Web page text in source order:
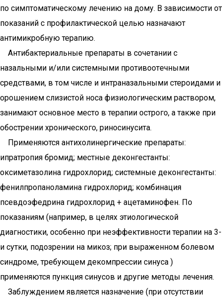
по симптоматическому лечению на дому. В зависимости от
показаний с профилактической целью назначают
антимикробную терапию.
Антибактериальные препараты в сочетании с
назальными и/или системными противоотeчными
средствами, в том числе и интраназальными стероидами и
орошением слизистой носа физиологическим раствором,
занимают основное место в терапии острого, а также при
обострении хронического, риносинусита.
Применяются антихолинергические препараты:
ипратропия бромид; местные деконгестанты:
оксиметазолина гидрохлорид; системные деконгестанты:
фенилпропаноламина гидрохлорид; комбинация
псевдоэфедрина гидрохлорид + ацетаминофен. По
показаниям (например, в целях этиологической
диагностики, особенно при неэффективности терапии на 3-
и сутки, подозрении на микоз; при выраженном болевом
синдроме, требующем декомпрессии синуса )
применяются пункция синусов и другие методы лечения.
Заблуждением является назначение (при отсутствии